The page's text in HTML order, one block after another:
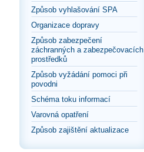
Způsob vyhlašování SPA
Organizace dopravy
Způsob zabezpečení
záchranných a zabezpečovacích
prostředků
Způsob vyžádání pomoci při
povodni
Schéma toku informací
Varovná opatření
Způsob zajištění aktualizace